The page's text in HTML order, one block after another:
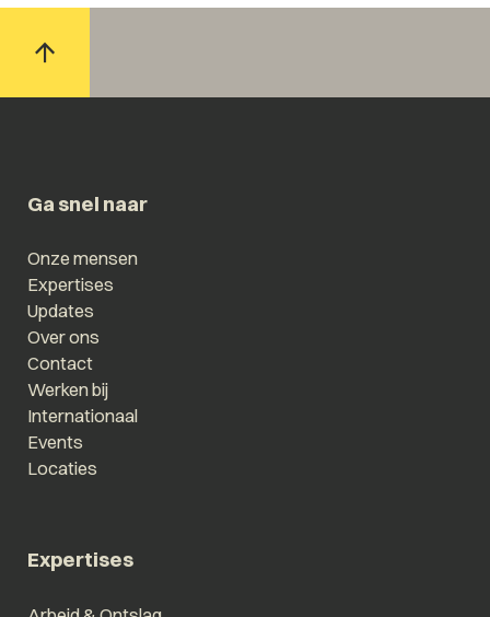
Ga snel naar
Onze mensen
Expertises
Updates
Over ons
Contact
Werken bij
Internationaal
Events
Locaties
Expertises